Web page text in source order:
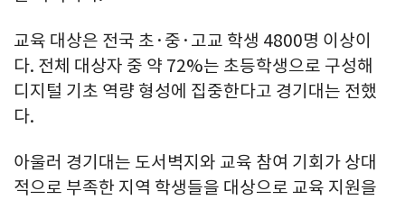
교육 대상은 전국 초·중·고교 학생 4800명 이상이
다. 전체 대상자 중 약 72%는 초등학생으로 구성해
디지털 기초 역량 형성에 집중한다고 경기대는 전했
다.
아울러 경기대는 도서벽지와 교육 참여 기회가 상대
적으로 부족한 지역 학생들을 대상으로 교육 지원을